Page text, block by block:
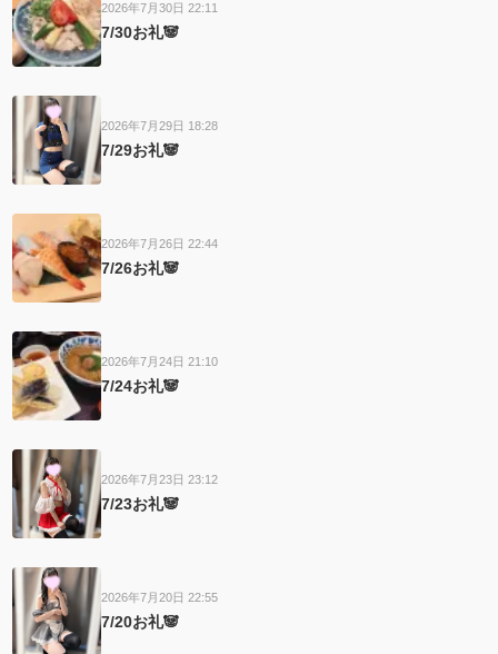
2026年7月30日 22:11
7/30お礼🐼
2026年7月29日 18:28
7/29お礼🐼
2026年7月26日 22:44
7/26お礼🐼
2026年7月24日 21:10
7/24お礼🐼
2026年7月23日 23:12
7/23お礼🐼
2026年7月20日 22:55
7/20お礼🐼